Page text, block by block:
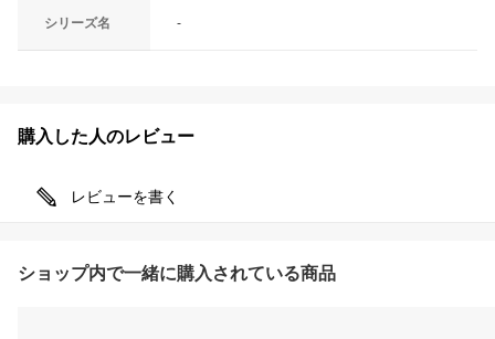
シリーズ名 -
購入した人のレビュー
レビューを書く
ショップ内で一緒に購入されている商品